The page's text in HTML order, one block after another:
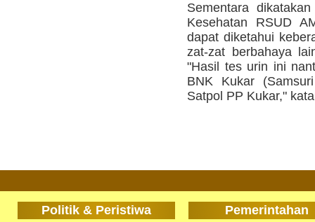
Sementara
Kesehatan RSUD
dapat diketahui
zat-zat berbahaya
"Hasil tes urin ini
BNK Kukar
Satpol PP Kukar,"
Politik & Peristiwa Pemerintahan